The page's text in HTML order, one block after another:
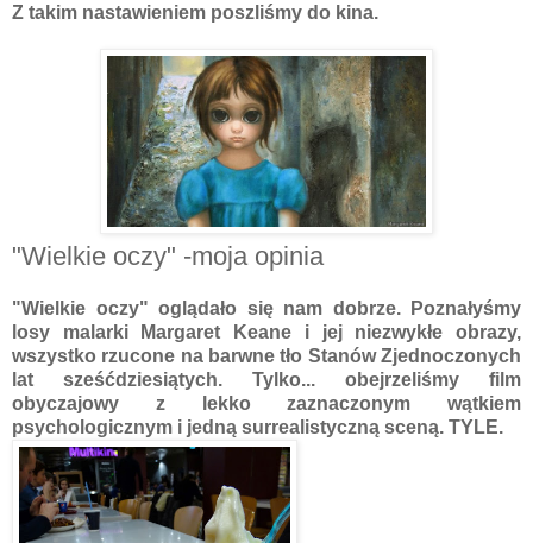
Z takim nastawieniem poszliśmy do kina.
"Wielkie oczy" -moja opinia
"Wielkie oczy" oglądało się nam dobrze. Poznałyśmy
losy malarki Margaret Keane i jej niezwykłe obrazy,
wszystko rzucone na barwne tło Stanów Zjednoczonych
lat sześćdziesiątych. Tylko... obejrzeliśmy film
obyczajowy z lekko zaznaczonym wątkiem
psychologicznym i jedną surrealistyczną sceną. TYLE.